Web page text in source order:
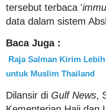
tersebut terbaca '
data dalam sistem
Baca Juga :
Raja Salman Kirim
untuk Muslim Thailand
Dilansir di Gulf News,